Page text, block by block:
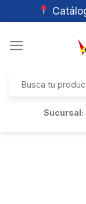
por:
Sucursal: